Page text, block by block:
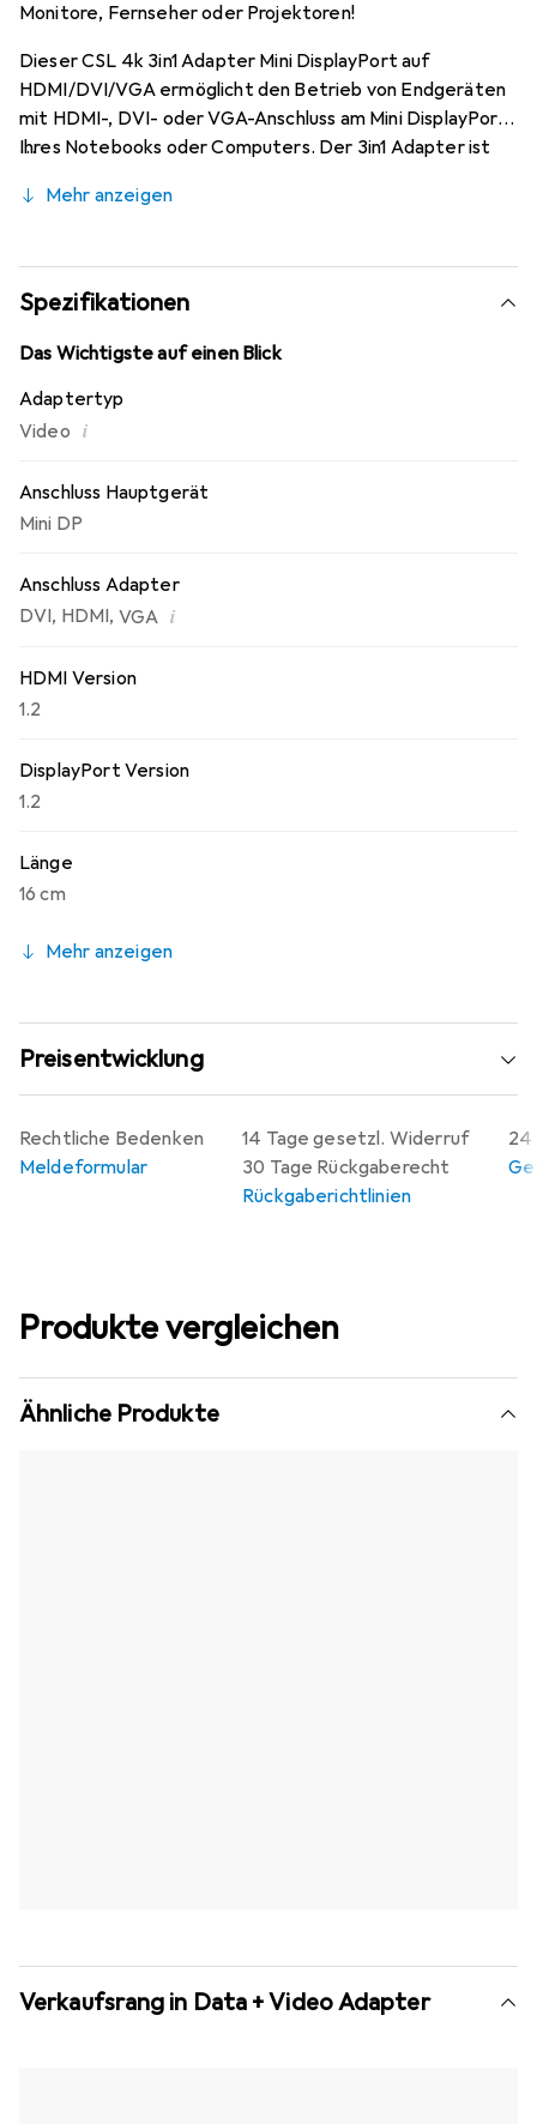
Monitore, Fernseher oder Projektoren!
Dieser CSL 4k 3in1 Adapter Mini DisplayPort auf
HDMI/DVI/VGA ermöglicht den Betrieb von Endgeräten
mit HDMI-, DVI- oder VGA-Anschluss am Mini DisplayPort
Ihres Notebooks oder Computers. Der 3in1 Adapter ist
LCD-TV mit HDMI/DVI/VGA an Apple- oder auch Asus,
Grafikkarten sind mit einem Mini DisplayPort-Anschluss
ausgestattet. Dabei sind sehr hohe Auflösungen von
3840x2160 UHD (2160p, 4k) möglich.
Mehr anzeigen
Spezifikationen
Das Wichtigste auf einen Blick
Adaptertyp
Video i
Anschluss Hauptgerät
Mini DP
Anschluss Adapter
DVI, HDMI, VGA i
HDMI Version
1.2
DisplayPort Version
1.2
Länge
16 cm
Mehr anzeigen
Preisentwicklung
14 Tage gesetzl. Widerruf
30 Tage Rückgaberecht
Rückgaberichtlinien
24
Rechtliche Bedenken
Meldeformular
Produkte vergleichen
Ähnliche Produkte
Verkaufsrang in Data + Video Adapter